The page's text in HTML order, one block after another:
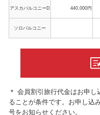
アスカバルコニーD 440,000円
ソロバルコニー
＊ 会員割引旅行代金はお申
ることが条件です。お申し込
号をお知らせください。